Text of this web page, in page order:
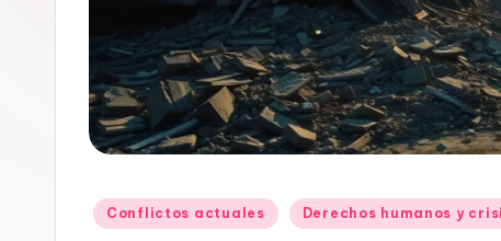
Publicado
Conflictos actuales Derechos humanos y